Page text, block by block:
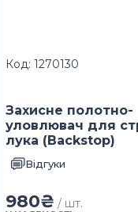
Код: 1270130
Захисне полотно-
уловлювач для
лука (Backstop)
Відгуки
980₴ / шт.